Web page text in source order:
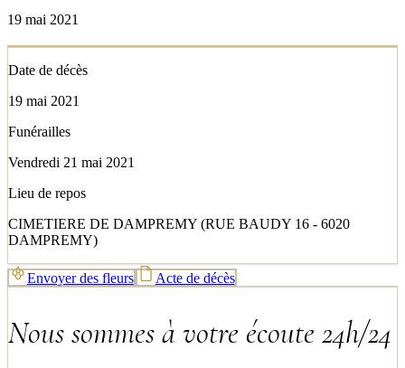
19 mai 2021
Date de décès
19 mai 2021
Funérailles
Vendredi 21 mai 2021
Lieu de repos
CIMETIERE DE DAMPREMY (RUE BAUDY 16 - 6020
DAMPREMY)
Envoyer des fleurs Acte de décès
Nous sommes à votre écoute 24h/24